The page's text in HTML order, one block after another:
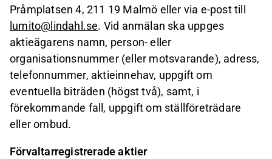
Pråmplatsen 4, 211 19 Malmö eller via e-post till
lumito@lindahl.se. Vid anmälan ska uppges
aktieägarens namn, person- eller
organisationsnummer (eller motsvarande), adress,
telefonnummer, aktieinnehav, uppgift om
eventuella biträden (högst två), samt, i
förekommande fall, uppgift om ställföreträdare
eller ombud.
Förvaltarregistrerade aktier